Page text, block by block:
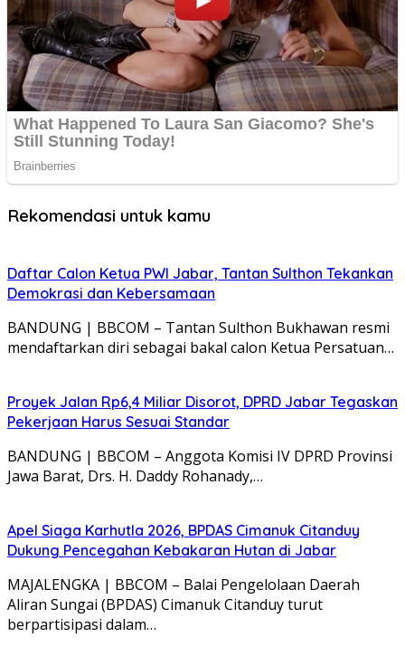
Rekomendasi untuk kamu
Daftar Calon Ketua PWI Jabar, Tantan Sulthon Tekankan
Demokrasi dan Kebersamaan
BANDUNG | BBCOM – Tantan Sulthon Bukhawan resmi
mendaftarkan diri sebagai bakal calon Ketua Persatuan…
Proyek Jalan Rp6,4 Miliar Disorot, DPRD Jabar Tegaskan
Pekerjaan Harus Sesuai Standar
BANDUNG | BBCOM – Anggota Komisi IV DPRD Provinsi
Jawa Barat, Drs. H. Daddy Rohanady,…
Apel Siaga Karhutla 2026, BPDAS Cimanuk Citanduy
Dukung Pencegahan Kebakaran Hutan di Jabar
MAJALENGKA | BBCOM – Balai Pengelolaan Daerah
Aliran Sungai (BPDAS) Cimanuk Citanduy turut
berpartisipasi dalam…